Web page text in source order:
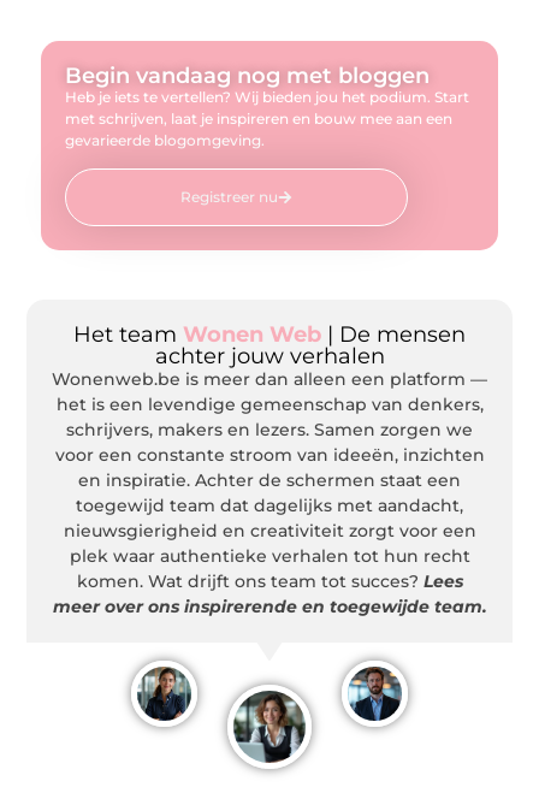
Begin vandaag nog met bloggen
Heb je iets te vertellen? Wij bieden jou het podium. Start
met schrijven, laat je inspireren en bouw mee aan een
gevarieerde blogomgeving.
Registreer nu
Het team Wonen Web | De mensen
achter jouw verhalen
Wonenweb.be is meer dan alleen een platform —
het is een levendige gemeenschap van denkers,
schrijvers, makers en lezers. Samen zorgen we
voor een constante stroom van ideeën, inzichten
en inspiratie. Achter de schermen staat een
toegewijd team dat dagelijks met aandacht,
nieuwsgierigheid en creativiteit zorgt voor een
plek waar authentieke verhalen tot hun recht
komen. Wat drijft ons team tot succes? Lees
meer over ons inspirerende en toegewijde team.